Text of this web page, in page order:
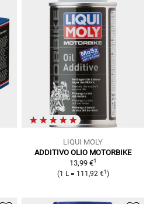
LIQUI MOLY
ADDITIVO OLIO MOTORBIKE
13,99 €1
(1 L = 111,92 €1 )